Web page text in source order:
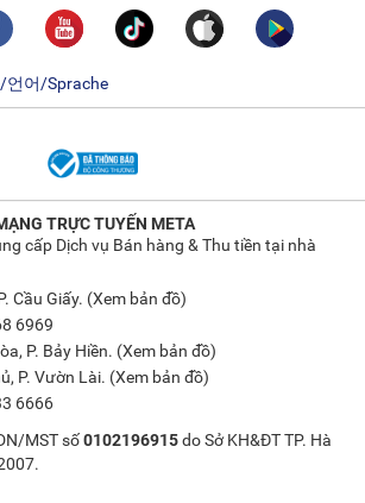
어/Sprache
TRỰC TUYẾN META
cấp Dịch vụ Bán hàng & Thu tiền tại nhà
Cầu Giấy. (Xem bản đồ)
6969
P. Bảy Hiền. (Xem bản đồ)
P. Vườn Lài. (Xem bản đồ)
6666
MST số0102196915do Sở KH&ĐT TP. Hà